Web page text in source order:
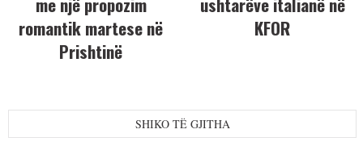
romantik martese në
Prishtinë
KFOR
SHIKO TË GJITHA